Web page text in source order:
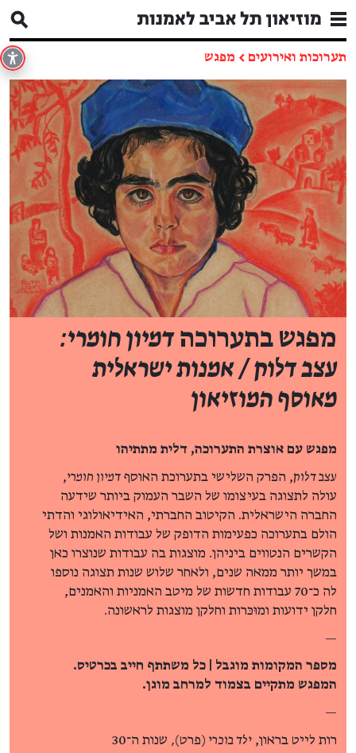
תערוכות ואירועים ← מפגש
מפגש בתערוכהדמיון חומרי:
עצב דלוק / אמנות ישראלית
מאוסף המוזיאון
מפגש עם אוצרת התערוכה, דלית מתתיהו
עצב דלוק, הפרק השלישי בתערוכת האוסף דמיון חומרי,
עולה לתצוגה בעיצומו של השבר העמוק ביותר שידעה
החברה הישראלית. הקיטוב החברתי, האידיאולוגי והדתי
הולם בתערוכה כפעימות הדופק של עבודות האמנות ושל
הקשרים הנטווים ביניהן. מוצגות בה עבודות שנוצרו כאן
במשך יותר ממאה שנים, ולאחר שלוש שנות תצוגה נוספו
לה כ־70 עבודות חדשות של מיטב האמניות והאמנים,
חלקן ידועות ומוּכּרות וחלקן מוצגות לראשונה.
—
מספר המקומות מוגבל | כל משתתף חייב בכרטיס.
המפגש מתקיים בצמוד למרחב מוגן.
—
רות לייט בראון, ילד בוכרי (פרט), שנות ה־30